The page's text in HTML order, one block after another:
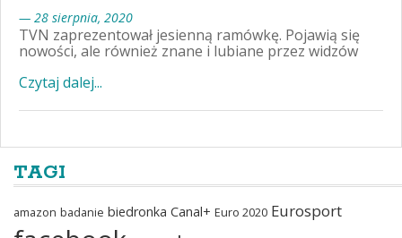
— 28 sierpnia, 2020
TVN zaprezentował jesienną ramówkę. Pojawią się
nowości, ale również znane i lubiane przez widzów
Czytaj dalej...
TAGI
amazon badanie biedronka Canal+ Euro 2020 Eurosport